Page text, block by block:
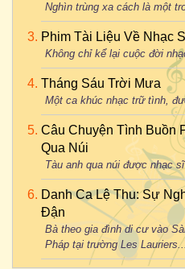
Nghìn trùng xa cách là một
Phim Tài Liệu Về Nhạc
Không chỉ kể lại cuộc đời
Tháng Sáu Trời Mưa
Một ca khúc nhạc trữ tình,
Câu Chuyện Tình Buồn
Qua Núi
Tàu anh qua núi được nhạc
Danh Ca Lệ Thu: Sự
Đận
Bà theo gia đình di cư vào
Pháp tại trường Les Lauriers...